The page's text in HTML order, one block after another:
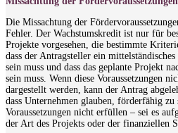
Die Missachtung der
Fehler. Der Wachstumskredit ist nur für
Projekte vorgesehen, die bestimmte
dass der Antragsteller ein
sein muss und dass das geplante Projekt
sein muss. Wenn diese Voraussetzungen
dargestellt werden, kann der Antrag
dass Unternehmen glauben, förderfähig
Voraussetzungen nicht erfüllen – sei es
der Art des Projekts oder der finanziellen